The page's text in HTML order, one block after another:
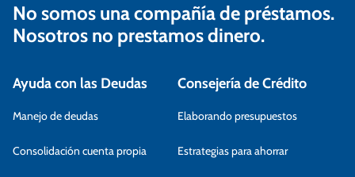
No somos una compañía de préstamos.
Nosotros no prestamos dinero.
Ayuda con las Deudas
Manejo de deudas
Consolidación cuenta propia
Consejería de Crédito
Elaborando presupuestos
Estrategias para ahorrar